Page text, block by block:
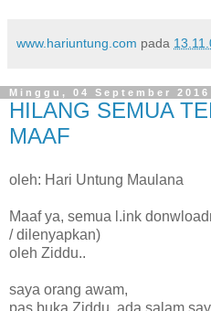
www.hariuntung.com pada
Minggu, 04 September 2016
HILANG SEMUA
MAAF
oleh: Hari Untung Maulana
Maaf ya, semua l.ink
/ dilenyapkan)
oleh Ziddu..
saya orang awam,
pas buka Ziddu, ada salam